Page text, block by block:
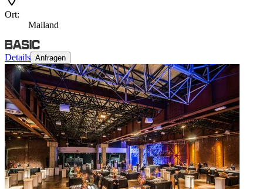
Ort:
Mailand
Details Anfragen